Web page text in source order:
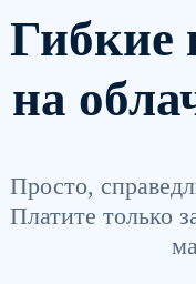
Гибкие
на
Просто,
Платите только